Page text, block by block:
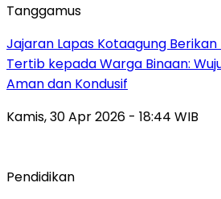
Tanggamus
Jajaran Lapas Kotaagung
Tertib kepada Warga Binaan:
Aman dan Kondusif
Kamis, 30 Apr 2026 - 18:44 WIB
Pendidikan